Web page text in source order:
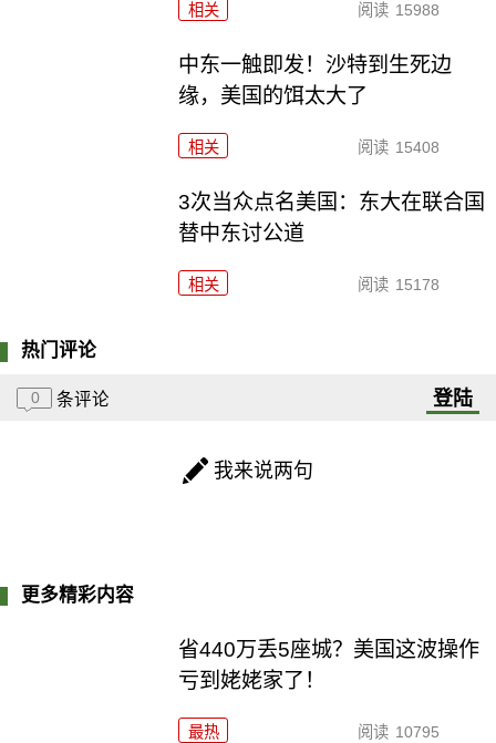
相关 阅读 15988
中东一触即发！沙特到生死边
缘，美国的饵太大了
相关 阅读 15408
3次当众点名美国：东大在联合国
替中东讨公道
相关 阅读 15178
热门评论
0 条评论 登陆
我来说两句
更多精彩内容
省440万丢5座城？美国这波操作
亏到姥姥家了！
最热 阅读 10795